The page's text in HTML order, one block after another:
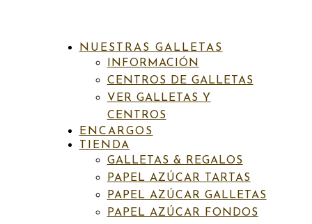
NUESTRAS GALLETAS
INFORMACIÓN
CENTROS DE GALLETAS
VER GALLETAS Y
CENTROS
ENCARGOS
TIENDA
GALLETAS & REGALOS
PAPEL AZÚCAR TARTAS
PAPEL AZÚCAR GALLETAS
PAPEL AZÚCAR FONDOS
PAPEL AZÚCAR TARTAS
Mensaje,Papel azúcar tartas , Varios
Celebraciones,Cumpleaños,Música